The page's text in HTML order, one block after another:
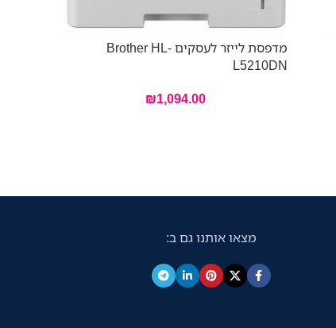
מדפסת לייזר לעסקים Brother HL-
L5210DN
₪1,094.00
מצאו אותנו גם ב: